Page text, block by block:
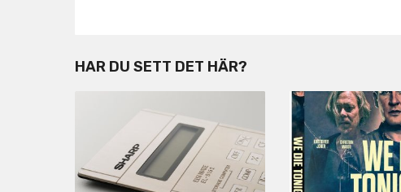
HAR DU SETT DET HÄR?